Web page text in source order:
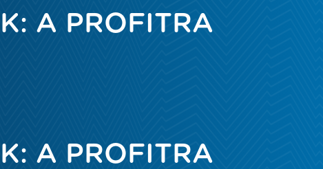
A PROFITRA
A PROFITRA